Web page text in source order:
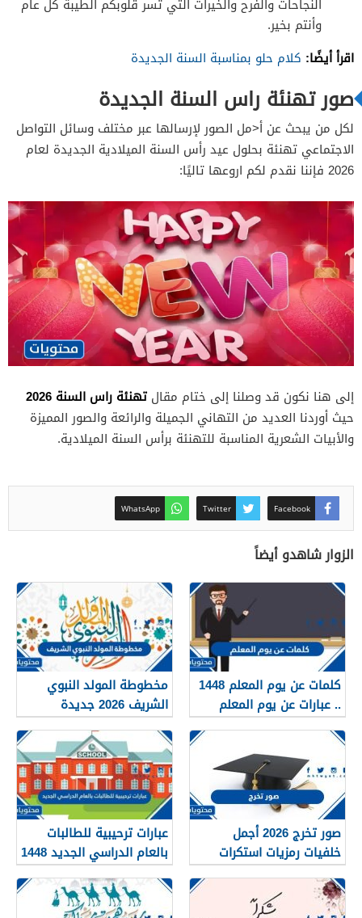
النجاحات والفرح والخيرات التي تسر قلوبكم الطيبة كل عام
وأنتم بخير.
اقرأ أيضًا: كلام حلو بمناسبة السنة الجديدة
صور تهنئة راس السنة الجديدة
لكل من يبحث عن أ<مل الصور لإرسالها عبر مختلف وسائل التواصل
الاجتماعي تهنئة بحلول عيد رأس السنة الميلادية الجديدة لعام
2026 فإننا نقدم لكم اروعها تاليًا:
إلى هنا نكون قد وصلنا إلى ختام مقالتهنئة راس السنة 2026
حيث أوردنا العديد من التهاني الجميلة والرائعة والصور المميزة
والأبيات الشعرية المناسبة للتهنئة برأس السنة الميلادية.
Facebook
Twitter
WhatsApp
الزوار شاهدو أيضاً
كلمات عن يوم المعلم 1448
.. عبارات عن يوم المعلم
مكتوبة 1448
مخطوطة المولد النبوي
الشريف 2026 جديدة
صور تخرج 2026 أجمل
خلفيات رمزيات استكرات
مبروك التخرج 1448
عبارات ترحيبية للطالبات
بالعام الدراسي الجديد 1448
بالصور